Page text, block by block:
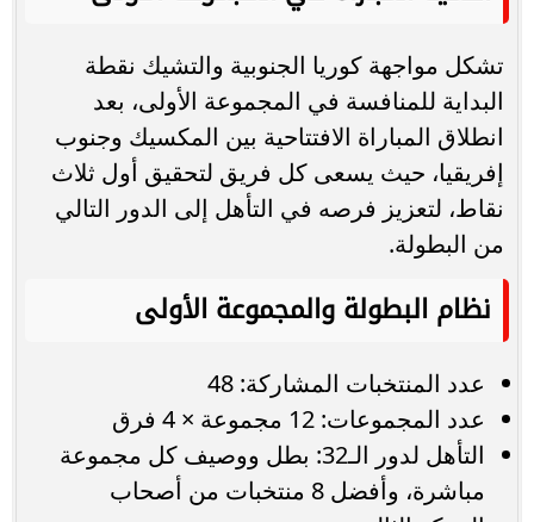
تشكل مواجهة كوريا الجنوبية والتشيك نقطة
البداية للمنافسة في المجموعة الأولى، بعد
انطلاق المباراة الافتتاحية بين المكسيك وجنوب
إفريقيا، حيث يسعى كل فريق لتحقيق أول ثلاث
نقاط، لتعزيز فرصه في التأهل إلى الدور التالي
من البطولة.
نظام البطولة والمجموعة الأولى
عدد المنتخبات المشاركة: 48
عدد المجموعات: 12 مجموعة × 4 فرق
التأهل لدور الـ32: بطل ووصيف كل مجموعة
مباشرة، وأفضل 8 منتخبات من أصحاب